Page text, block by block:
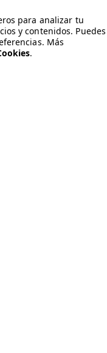
para analizar tu
y contenidos. Puedes
Más
.
brand